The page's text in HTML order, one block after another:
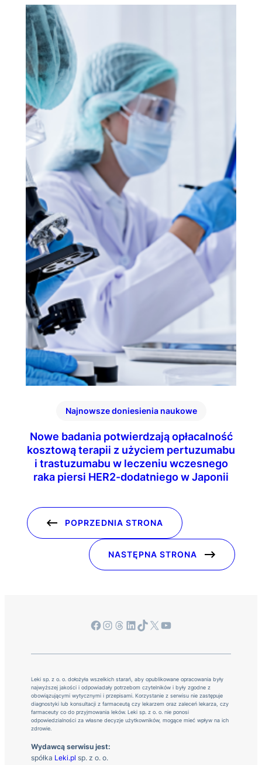
Najnowsze doniesienia naukowe
Nowe badania potwierdzają opłacalność
kosztową terapii z użyciem pertuzumabu
i trastuzumabu w leczeniu wczesnego
raka piersi HER2-dodatniego w Japonii
POPRZEDNIA STRONA
NASTĘPNA STRONA
Facebook InstagramThreads LinkedIn TikTok X YouTube
Leki sp. z o. o. dołożyła wszelkich starań, aby opublikowane opracowania były
najwyższej jakości i odpowiadały potrzebom czytelników i były zgodne z
obowiązującymi wytycznymi i przepisami. Korzystanie z serwisu nie zastępuje
diagnostyki lub konsultacji z farmaceutą czy lekarzem oraz zaleceń lekarza, czy
farmaceuty co do przyjmowania leków. Leki sp. z o. o. nie ponosi
odpowiedzialności za własne decyzje użytkowników, mogące mieć wpływ na ich
zdrowie.
Wydawcą serwisu jest:
spółka Leki.pl sp. z o. o.